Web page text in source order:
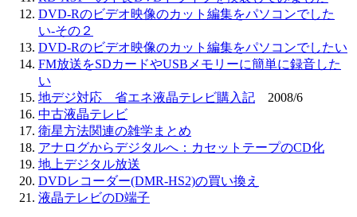
DVD-Rのビデオ映像のカット編集をパソコンでした
い-その２
DVD-Rのビデオ映像のカット編集をパソコンでしたい
FM放送をSDカードやUSBメモリーに簡単に録音した
い
地デジ対応 省エネ液晶テレビ購入記 2008/6
中古液晶テレビ
衛星方法関連の雑学まとめ
アナログからデジタルへ：カセットテープのCD化
地上デジタル放送
DVDレコーダー(DMR-HS2)の買い換え
液晶テレビのD端子